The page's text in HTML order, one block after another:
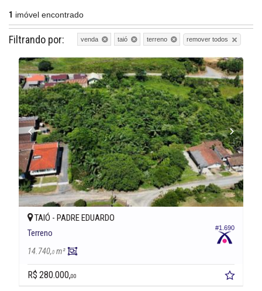
1 imóvel encontrado
Filtrando por: venda taió terreno remover todos
#1.690
TAIÓ - PADRE EDUARDO
Terreno
14.740,0 m²
R$ 280.000,00